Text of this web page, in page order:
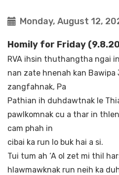
Monday, August 12,
Homily for Friday
RVA ihsin thuthangtha ngai
nan zate hnenah kan Bawipa
zangfahnak, Pa
Pathian ih duhdawtnak le
pawlkomnak cu a thar in
cam phah in
cibai ka run lo buk hai a si.
Tui tum ah ‘A ol zet mi thil
hlawmawknak run neih ka